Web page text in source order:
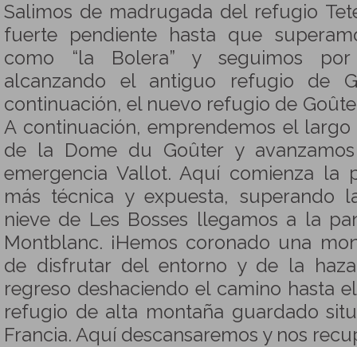
Salimos de madrugada del refugio
fuerte pendiente hasta que
como “la Bolera” y seguimos
alcanzando el antiguo refugio de
continuación, el nuevo refugio de
A continuación, emprendemos el
de la Dome du Goûter y
emergencia Vallot. Aquí comienza la
más técnica y expuesta, superando
nieve de Les Bosses llegamos a la
Montblanc. ¡Hemos coronado una
de disfrutar del entorno y de la
regreso deshaciendo el camino hasta
refugio de alta montaña guardado
Francia. Aquí descansaremos y nos